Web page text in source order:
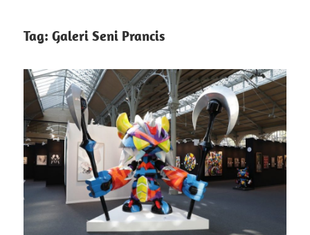
Situs
Festival
Pameran
Kesenian
Prancis
festival
kesenian
di
prancis
mulai
dari
seni,
musik,
dan
festival
Tag: Galeri Seni Prancis